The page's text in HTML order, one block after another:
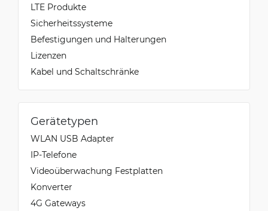
LTE Produkte
Sicherheitssysteme
Befestigungen und Halterungen
Lizenzen
Kabel und Schaltschränke
Gerätetypen
WLAN USB Adapter
IP-Telefone
Videoüberwachung Festplatten
Konverter
4G Gateways